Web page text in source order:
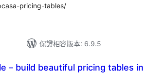
pricing-tables/
保證相容版本: 6.9.5
– build beautiful pricing tables in